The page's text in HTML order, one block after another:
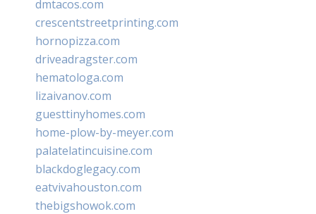
dmtacos.com
crescentstreetprinting.com
hornopizza.com
driveadragster.com
hematologa.com
lizaivanov.com
guesttinyhomes.com
home-plow-by-meyer.com
palatelatincuisine.com
blackdoglegacy.com
eatvivahouston.com
thebigshowok.com